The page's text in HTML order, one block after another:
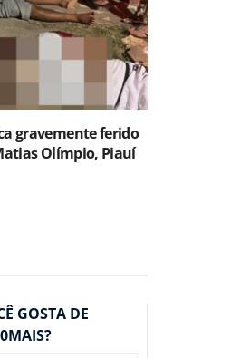
gravemente ferido
Olímpio, Piauí
GOSTA DE